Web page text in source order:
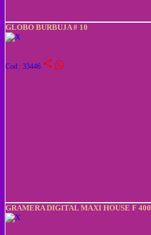
GLOBO BURBUJA # 10
Cod : 33446 share
GRAMERA DIGITAL MAXI HOUSE F 400